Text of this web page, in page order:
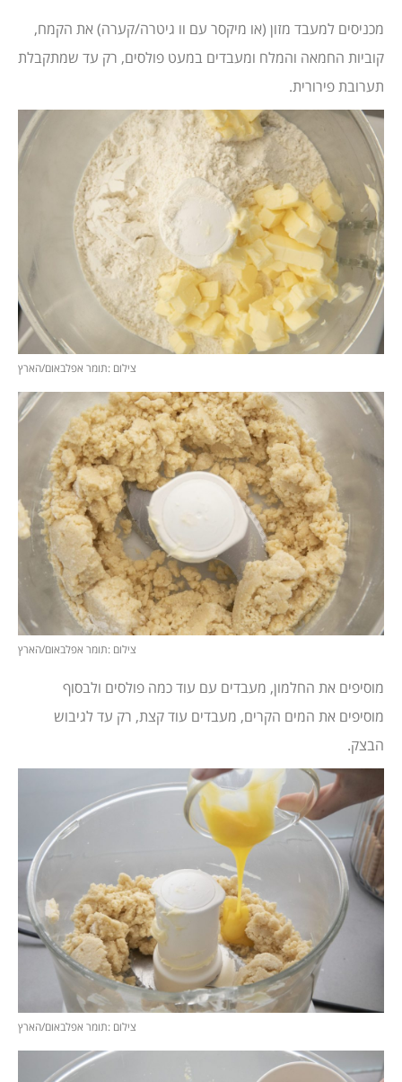
מכניסים למעבד מזון (או מיקסר עם וו גיטרה/קערה) את הקמח,
קוביות החמאה והמלח ומעבדים במעט פולסים, רק עד שמתקבלת
תערובת פירורית.
צילום :תומר אפלבאום/הארץ
צילום :תומר אפלבאום/הארץ
מוסיפים את החלמון, מעבדים עם עוד כמה פולסים ולבסוף
מוסיפים את המים הקרים, מעבדים עוד קצת, רק עד לגיבוש
הבצק.
צילום :תומר אפלבאום/הארץ